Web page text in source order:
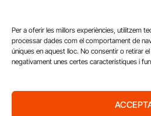
Per a oferir les millors experiències, utilitzem
processar dades com el comportament de
úniques en aquest lloc. No consentir o retirar
negativament unes certes característiques i